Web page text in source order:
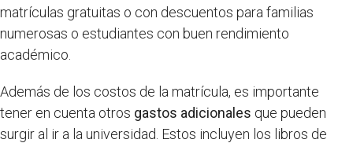
matrículas gratuitas o con descuentos para familias
numerosas o estudiantes con buen rendimiento
académico.
Además de los costos de la matrícula, es importante
tener en cuenta otros gastos adicionales que pueden
surgir al ir a la universidad. Estos incluyen los libros de